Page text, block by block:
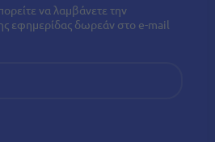
να λαμβάνετε την
εφημερίδας δωρεάν στο e-mail